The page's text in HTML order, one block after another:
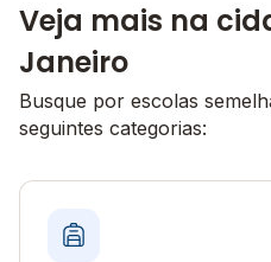
Veja mais na
Janeiro
Busque por escolas
seguintes categorias: